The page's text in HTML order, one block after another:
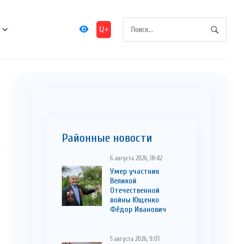
12+
Районные новости
6 августа 2026, 18:42
Умер участник
Великой
Отечественной
войны Ющенко
Фёдор Иванович
5 августа 2026, 9:01